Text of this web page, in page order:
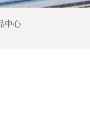
中心